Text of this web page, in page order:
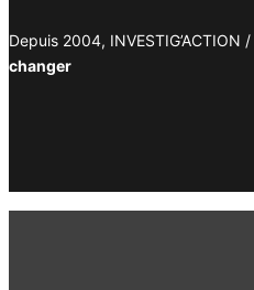
Depuis 2004, INVESTIG’ACTION /
changer